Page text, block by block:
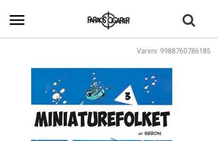
Varenr. 9988760786185